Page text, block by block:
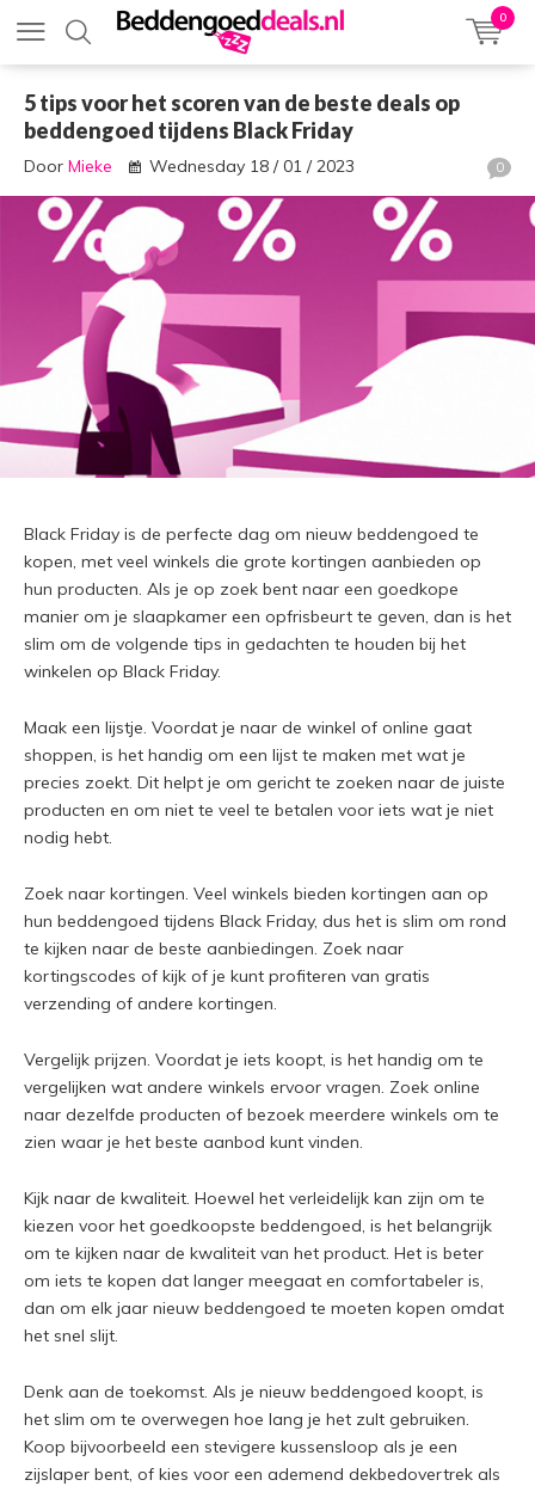
0
5 tips voor het scoren van de beste deals op
beddengoed tijdens Black Friday
Door Mieke Wednesday 18 / 01 / 2023 0
Black Friday is de perfecte dag om nieuw beddengoed te
kopen, met veel winkels die grote kortingen aanbieden op
hun producten. Als je op zoek bent naar een goedkope
manier om je slaapkamer een opfrisbeurt te geven, dan is het
slim om de volgende tips in gedachten te houden bij het
winkelen op Black Friday.
Maak een lijstje. Voordat je naar de winkel of online gaat
shoppen, is het handig om een lijst te maken met wat je
precies zoekt. Dit helpt je om gericht te zoeken naar de juiste
producten en om niet te veel te betalen voor iets wat je niet
nodig hebt.
Zoek naar kortingen. Veel winkels bieden kortingen aan op
hun beddengoed tijdens Black Friday, dus het is slim om rond
te kijken naar de beste aanbiedingen. Zoek naar
kortingscodes of kijk of je kunt profiteren van gratis
verzending of andere kortingen.
Vergelijk prijzen. Voordat je iets koopt, is het handig om te
vergelijken wat andere winkels ervoor vragen. Zoek online
naar dezelfde producten of bezoek meerdere winkels om te
zien waar je het beste aanbod kunt vinden.
Kijk naar de kwaliteit. Hoewel het verleidelijk kan zijn om te
kiezen voor het goedkoopste beddengoed, is het belangrijk
om te kijken naar de kwaliteit van het product. Het is beter
om iets te kopen dat langer meegaat en comfortabeler is,
dan om elk jaar nieuw beddengoed te moeten kopen omdat
het snel slijt.
Denk aan de toekomst. Als je nieuw beddengoed koopt, is
het slim om te overwegen hoe lang je het zult gebruiken.
Koop bijvoorbeeld een stevigere kussensloop als je een
zijslaper bent, of kies voor een ademend dekbedovertrek als